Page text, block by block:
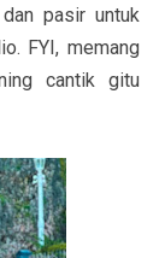
pasir untuk
FYI, memang
cantik gitu